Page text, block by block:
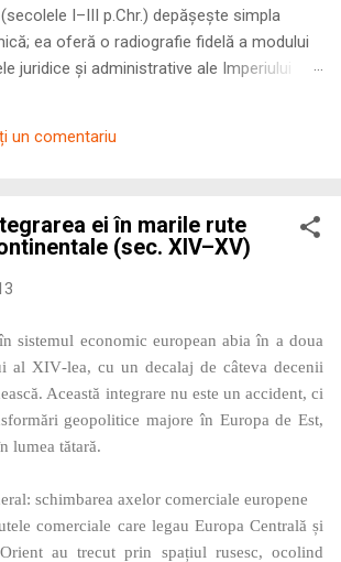
I–III p.Chr.) depășește simpla
ea oferă o radiografie fidelă a modului
juridice și administrative ale Imperiului
prosperitatea excepțională a lumii romane
socială dinamică și de o libertate
cetățenilor romani ( cives Romani ) în
dobrogean – ne permite să măsurăm cu
și ritmul procesului de rom...
un comentariu
ei în marile rute
(sec. XIV–XV)
sistemul economic european abia în a doua
al XIV‑lea, cu un decalaj de câteva decenii
Această integrare nu este un accident, ci
geopolitice majore în Europa de Est,
lumea tătară.
schimbarea axelor comerciale europene
comerciale care legau Europa Centrală și
au trecut prin spațiul rusesc, ocolind